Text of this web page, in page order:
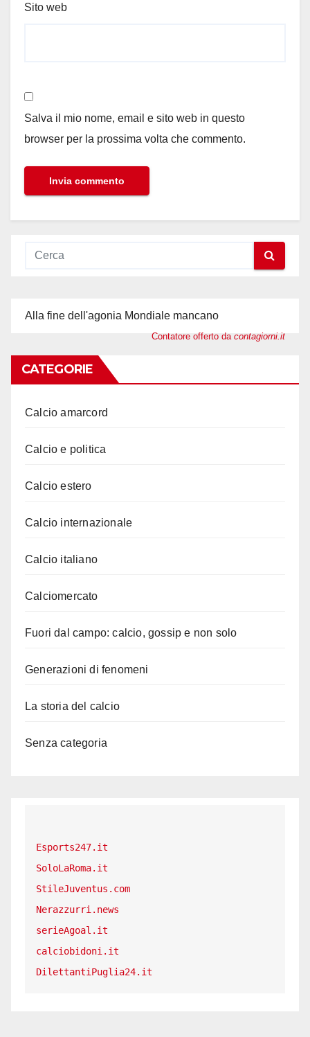
Sito web
Salva il mio nome, email e sito web in questo
browser per la prossima volta che commento.
Alla fine dell'agonia Mondiale mancano
Contatore offerto da contagiorni.it
CATEGORIE
Calcio amarcord
Calcio e politica
Calcio estero
Calcio internazionale
Calcio italiano
Calciomercato
Fuori dal campo: calcio, gossip e non solo
Generazioni di fenomeni
La storia del calcio
Senza categoria
Esports247.it
SoloLaRoma.it
StileJuventus.com
Nerazzurri.news
serieAgoal.it
calciobidoni.it
DilettantiPuglia24.it